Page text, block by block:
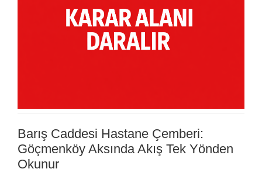
Barış Caddesi Hastane Çemberi:
Göçmenköy Aksında Akış Tek Yönden
Okunur